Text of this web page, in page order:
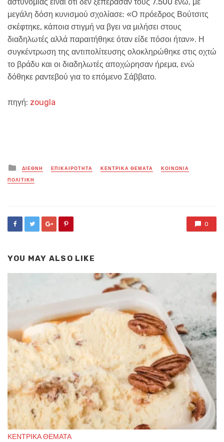
μεγάλη δόση κυνισμού σχολίασε: «Ο πρόεδρος Βούτσιτς
σκέφτηκε, κάποια στιγμή να βγει να μιλήσει στους
διαδηλωτές αλλά παραιτήθηκε όταν είδε πόσοι ήταν». Η
συγκέντρωση της αντιπολίτευσης ολοκληρώθηκε στις οχτώ
το βράδυ και οι διαδηλωτές αποχώρησαν ήρεμα, ενώ
δόθηκε ραντεβού για το επόμενο Σάββατο.
πηγή: zougla
Posted
in
ΔΙΕΘΝΗ ΕΠΙΚΑΙΡΟΤΗΤΑ ΚΕΝΤΡΙΚΑ ΘΕΜΑΤΑ ΚΟΙΝΩΝΙΑ
ΠΟΛΙΤΙΚΗ
0
YOU MAY ALSO LIKE
ΚΕΝΤΡΙΚΑ ΘΕΜΑΤΑ